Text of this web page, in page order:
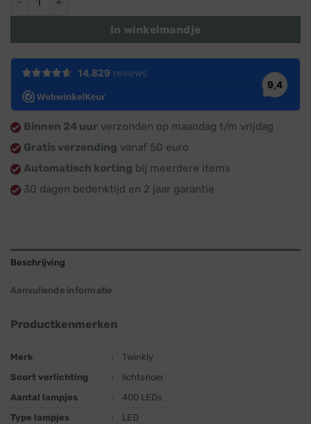
In winkelmandje
Binnen 24 uur verzonden op maandag t/m vrijdag
Gratis verzending vanaf 50 euro
Automatisch korting bij meerdere items
30 dagen bedenktijd en 2 jaar garantie
Beschrijving
Aanvullende informatie
Productkenmerken
Merk :
Twinkly
Soort verlichting
:
lichtsnoer
Aantal lampjes
:
400 LEDs
Type lampjes
:
LED